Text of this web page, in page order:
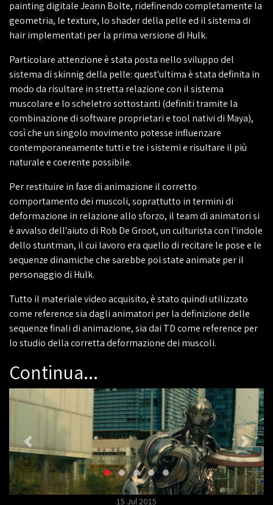
painting digitale Jeann Bolte, ridefinendo completamente la
geometria, le texture, lo shader della pelle ed il sistema di
hair implementati per la prima versione di Hulk.
Particolare attenzione è stata posta nello sviluppo del
sistema di skinnig della pelle: quest'ultima è stata definita in
modo da risultare in stretta relazione con il sistema
muscolare e lo scheletro sottostanti (definiti tramite la
combinazione di software proprietari e tool nativi di Maya),
così che un singolo movimento potesse influenzare
contemporaneamente tutti e tre i sistemi e risultare il più
naturale e coerente possibile.
Per restituire in fase di animazione il corretto
comportamento dei muscoli, soprattutto in termini di
deformazione in relazione allo sforzo, il team di animatori si
è avvalso dell'aiuto di Rob De Groot, un culturista con l'indole
dello stuntman, il cui lavoro era quello di recitare le pose e le
sequenze dinamiche che sarebbe poi state animate per il
personaggio di Hulk.
Tutto il materiale video acquisito, è stato quindi utilizzato
come reference sia dagli animatori per la definizione delle
sequenze finali di animazione, sia dai TD come reference per
lo studio della corretta deformazione dei muscoli.
Continua...
15 Jul 2015